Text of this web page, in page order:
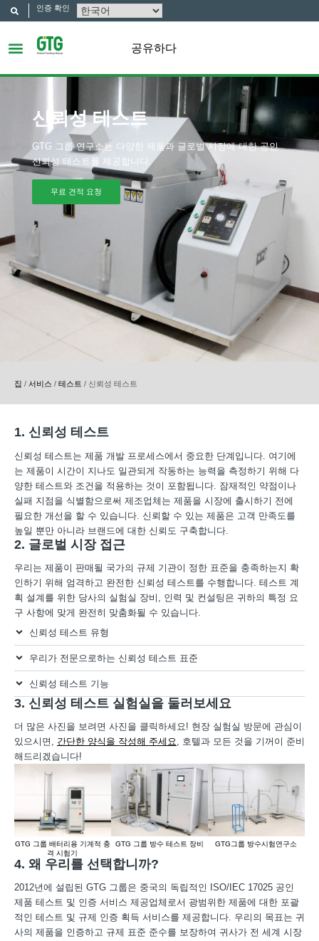
인증 확인
공유하다
신뢰성 테스트
GTG 그룹 연구소는 다양한 제품과 글로벌 시장에 대한 공인
신뢰성 테스트를 제공합니다.
무료 견적 요청
집 / 서비스 / 테스트 / 신뢰성 테스트
1. 신뢰성 테스트
신뢰성 테스트는 제품 개발 프로세스에서 중요한 단계입니다. 여기에
는 제품이 시간이 지나도 일관되게 작동하는 능력을 측정하기 위해 다
양한 테스트와 조건을 적용하는 것이 포함됩니다. 잠재적인 약점이나
실패 지점을 식별함으로써 제조업체는 제품을 시장에 출시하기 전에
필요한 개선을 할 수 있습니다. 신뢰할 수 있는 제품은 고객 만족도를
높일 뿐만 아니라 브랜드에 대한 신뢰도 구축합니다.
2. 글로벌 시장 접근
우리는 제품이 판매될 국가의 규제 기관이 정한 표준을 충족하는지 확
인하기 위해 엄격하고 완전한 신뢰성 테스트를 수행합니다. 테스트 계
획 설계를 위한 당사의 실험실 장비, 인력 및 컨설팅은 귀하의 특정 요
구 사항에 맞게 완전히 맞춤화될 수 있습니다.
신뢰성 테스트 유형
우리가 전문으로하는 신뢰성 테스트 표준
신뢰성 테스트 기능
3. 신뢰성 테스트 실험실을 둘러보세요
더 많은 사진을 보려면 사진을 클릭하세요! 현장 실험실 방문에 관심이
있으시면, 간단한 양식을 작성해 주세요, 호텔과 모든 것을 기꺼이 준비
해드리겠습니다!
GTG 그룹 배터리용 기계적 충
격 시험기
GTG 그룹 방수 테스트 장비 GTG그룹 방수시험연구소
4. 왜 우리를 선택합니까?
2012년에 설립된 GTG 그룹은 중국의 독립적인 ISO/IEC 17025 공인
제품 테스트 및 인증 서비스 제공업체로서 광범위한 제품에 대한 포괄
적인 테스트 및 규제 인증 획득 서비스를 제공합니다. 우리의 목표는 귀
사의 제품을 인증하고 규제 표준 준수를 보장하여 귀사가 전 세계 시장